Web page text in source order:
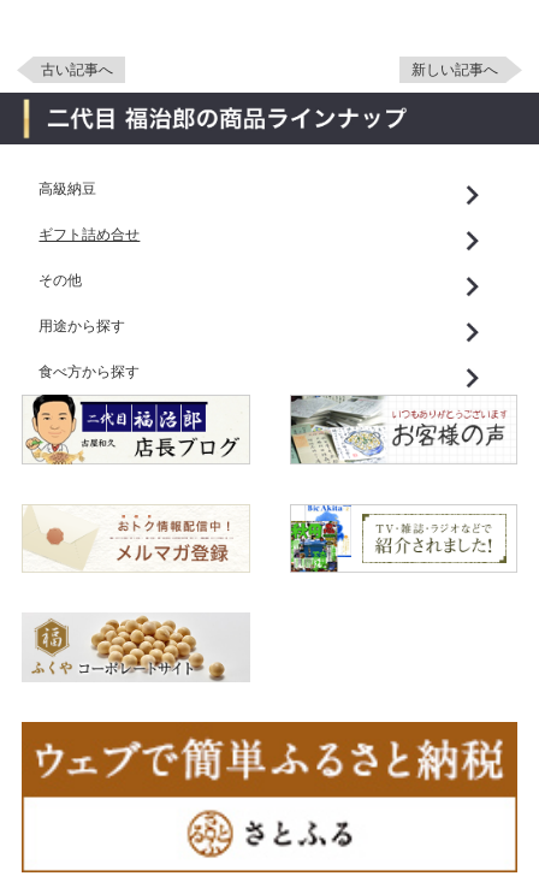
古い記事へ 新しい記事へ
高級納豆
ギフト詰め合せ
その他
用途から探す
食べ方から探す